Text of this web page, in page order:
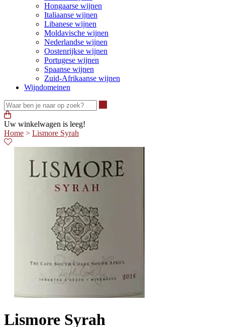
Hongaarse wijnen
Italiaanse wijnen
Libanese wijnen
Moldavische wijnen
Nederlandse wijnen
Oostenrijkse wijnen
Portugese wijnen
Spaanse wijnen
Zuid-Afrikaanse wijnen
Wijndomeinen
Uw winkelwagen is leeg!
Home > Lismore Syrah
Lismore Syrah